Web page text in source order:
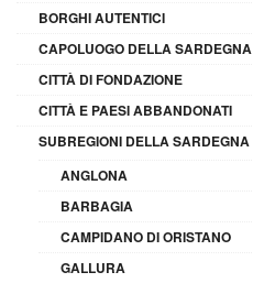
BORGHI AUTENTICI
CAPOLUOGO DELLA SARDEGNA
CITTÀ DI FONDAZIONE
CITTÀ E PAESI ABBANDONATI
SUBREGIONI DELLA SARDEGNA
ANGLONA
BARBAGIA
CAMPIDANO DI ORISTANO
GALLURA